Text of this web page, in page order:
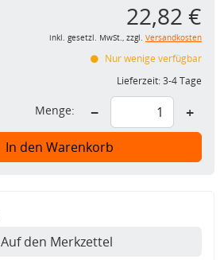
22,82 €
inkl. gesetzl. MwSt., zzgl. Versandkosten
Nur wenige verfügbar
Lieferzeit:3-4 Tage
Menge: − +
In den Warenkorb
Auf den Merkzettel